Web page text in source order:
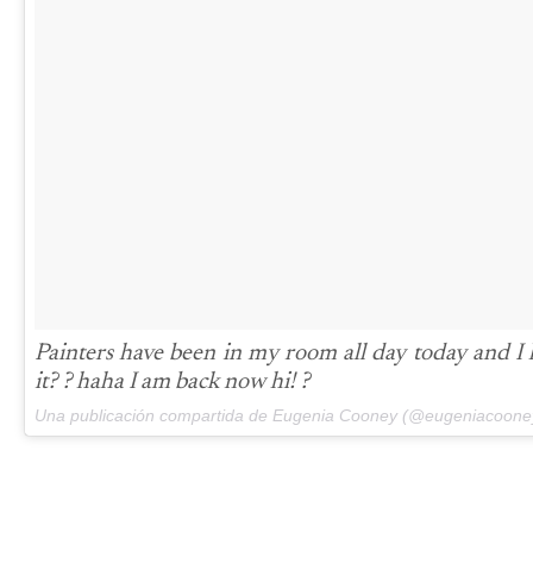
Painters have been in my room all day today and I
it? ? haha I am back now hi! ?
Una publicación compartida de Eugenia Cooney